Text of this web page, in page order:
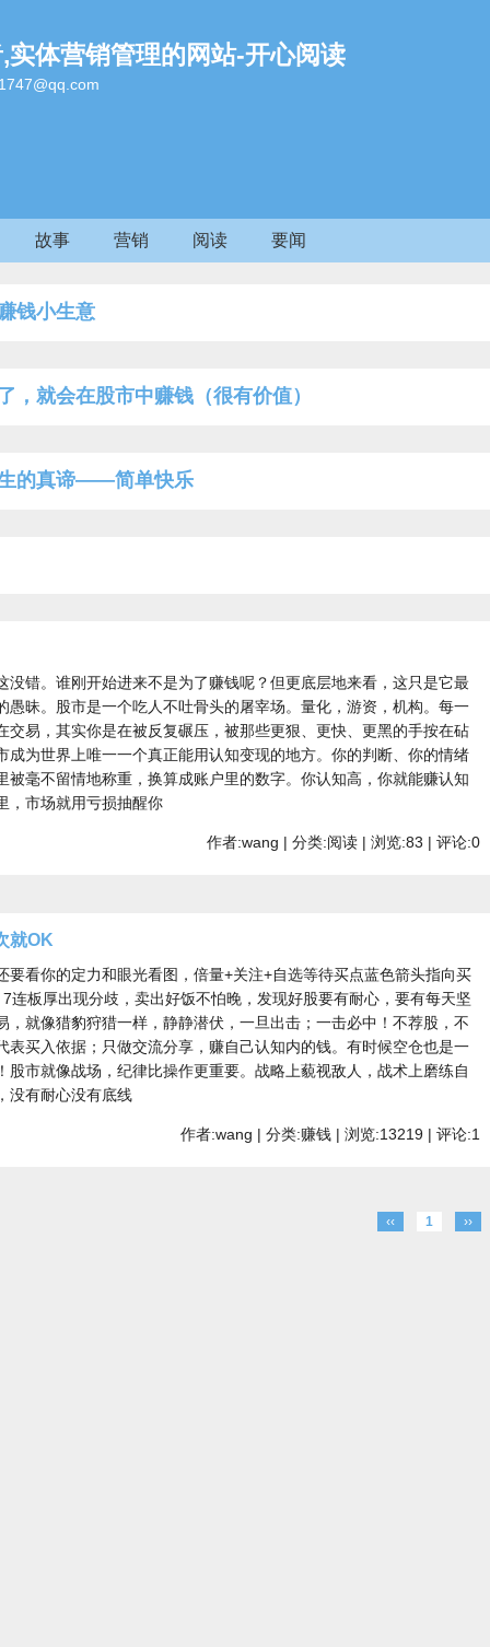
体营销管理的网站-开心阅读
故事 营销 阅读 要闻
钱小生意
，就会在股市中赚钱（很有价值）
的真谛——简单快乐
没错。谁刚开始进来不是为了赚钱呢？但更底层地来看，这只是它最
愚昧。股市是一个吃人不吐骨头的屠宰场。量化，游资，机构。每一
交易，其实你是在被反复碾压，被那些更狠、更快、更黑的手按在砧
成为世界上唯一一个真正能用认知变现的地方。你的判断、你的情绪
被毫不留情地称重，换算成账户里的数字。你认知高，你就能赚认知
，市场就用亏损抽醒你
作者:wang | 分类:阅读 | 浏览:83 | 评论:0
就OK
要看你的定力和眼光看图，倍量+关注+自选等待买点蓝色箭头指向买
连板厚出现分歧，卖出好饭不怕晚，发现好股要有耐心，要有每天坚
，就像猎豹狩猎一样，静静潜伏，一旦出击；一击必中！不荐股，不
表买入依据；只做交流分享，赚自己认知内的钱。有时候空仓也是一
股市就像战场，纪律比操作更重要。战略上藐视敌人，战术上磨练自
没有耐心没有底线
作者:wang | 分类:赚钱 | 浏览:13219 | 评论:1
‹‹ 1 ››